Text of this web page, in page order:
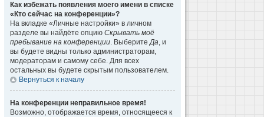
Как избежать появления моего имени в списке
«Кто сейчас на конференции»?
На вкладке «Личные настройки» в личном
разделе вы найдёте опцию Скрывать моё
пребывание на конференции. ВыберитеДа, и
вы будете видны только администраторам,
модераторам и самому себе. Для всех
остальных вы будете скрытым пользователем.
Вернуться к началу
На конференции неправильное время!
Возможно, отображается время, относящееся к